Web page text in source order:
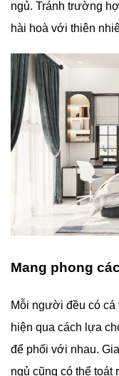
ngủ. Tránh trường
hài hoà với thiên
Mang phong
Mỗi người đều có
hiện qua cách lựa
để phối với nhau.
ngủ cũng có thể toát